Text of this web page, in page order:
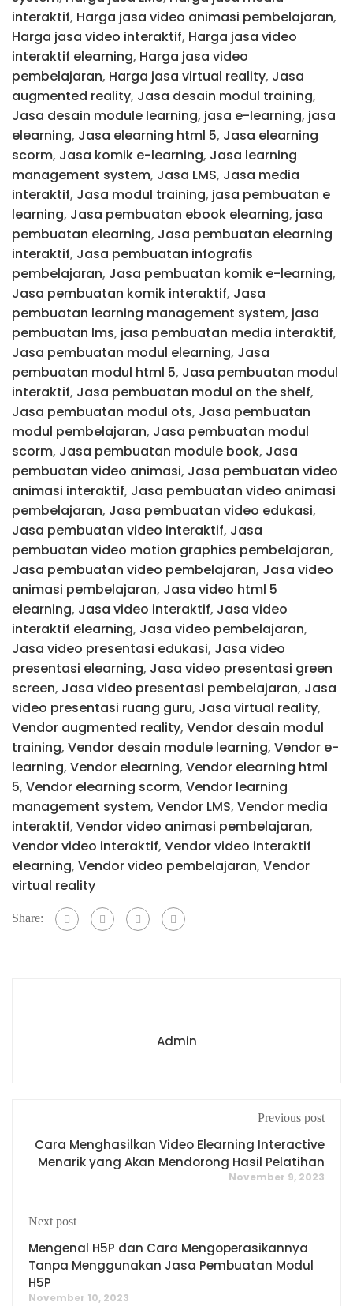
interaktif, Harga jasa video animasi pembelajaran,
Harga jasa video interaktif, Harga jasa video
interaktif elearning, Harga jasa video
pembelajaran, Harga jasa virtual reality, Jasa
augmented reality, Jasa desain modul training,
Jasa desain module learning, jasa e-learning, jasa
elearning, Jasa elearning html 5, Jasa elearning
scorm, Jasa komik e-learning, Jasa learning
management system, Jasa LMS, Jasa media
interaktif, Jasa modul training, jasa pembuatan e
learning, Jasa pembuatan ebook elearning, jasa
pembuatan elearning, Jasa pembuatan elearning
interaktif, Jasa pembuatan infografis
pembelajaran, Jasa pembuatan komik e-learning,
Jasa pembuatan komik interaktif, Jasa
pembuatan learning management system, jasa
pembuatan lms, jasa pembuatan media interaktif,
Jasa pembuatan modul elearning, Jasa
pembuatan modul html 5, Jasa pembuatan modul
interaktif, Jasa pembuatan modul on the shelf,
Jasa pembuatan modul ots, Jasa pembuatan
modul pembelajaran, Jasa pembuatan modul
scorm, Jasa pembuatan module book, Jasa
pembuatan video animasi, Jasa pembuatan video
animasi interaktif, Jasa pembuatan video animasi
pembelajaran, Jasa pembuatan video edukasi,
Jasa pembuatan video interaktif, Jasa
pembuatan video motion graphics pembelajaran,
Jasa pembuatan video pembelajaran, Jasa video
animasi pembelajaran, Jasa video html 5
elearning, Jasa video interaktif, Jasa video
interaktif elearning, Jasa video pembelajaran,
Jasa video presentasi edukasi, Jasa video
presentasi elearning, Jasa video presentasi green
screen, Jasa video presentasi pembelajaran, Jasa
video presentasi ruang guru, Jasa virtual reality,
Vendor augmented reality, Vendor desain modul
training, Vendor desain module learning, Vendor e-
learning, Vendor elearning, Vendor elearning html
5, Vendor elearning scorm, Vendor learning
management system, Vendor LMS, Vendor media
interaktif, Vendor video animasi pembelajaran,
Vendor video interaktif, Vendor video interaktif
elearning, Vendor video pembelajaran, Vendor
virtual reality
Share:
Admin
Previous post
Cara Menghasilkan Video Elearning Interactive
Menarik yang Akan Mendorong Hasil Pelatihan
November 9, 2023
Next post
Mengenal H5P dan Cara Mengoperasikannya
Tanpa Menggunakan Jasa Pembuatan Modul
H5P
November 10, 2023